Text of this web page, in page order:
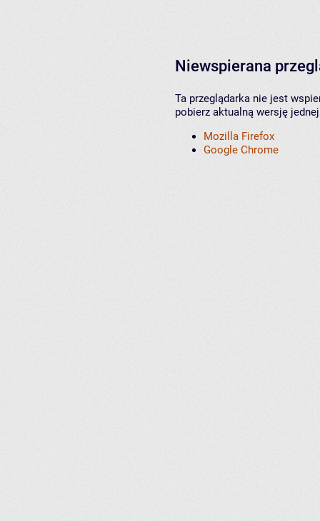
Niewspierana
Ta przeglądarka nie jest
pobierz aktualną wersję
Mozilla Firefox
Google Chrome